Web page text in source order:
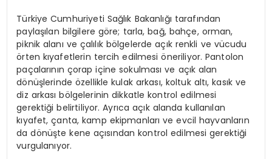
Türkiye Cumhuriyeti Sağlık Bakanlığı tarafından
paylaşılan bilgilere göre; tarla, bağ, bahçe, orman,
piknik alanı ve çalılık bölgelerde açık renkli ve vücudu
örten kıyafetlerin tercih edilmesi öneriliyor. Pantolon
paçalarının çorap içine sokulması ve açık alan
dönüşlerinde özellikle kulak arkası, koltuk altı, kasık ve
diz arkası bölgelerinin dikkatle kontrol edilmesi
gerektiği belirtiliyor. Ayrıca açık alanda kullanılan
kıyafet, çanta, kamp ekipmanları ve evcil hayvanların
da dönüşte kene açısından kontrol edilmesi gerektiği
vurgulanıyor.